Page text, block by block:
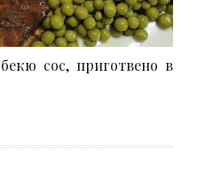
сос, приготвено в